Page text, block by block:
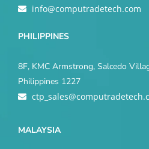
info@computradetech.com
PHILIPPINES
8F, KMC Armstrong, Salcedo
Philippines 1227
MALAYSIA